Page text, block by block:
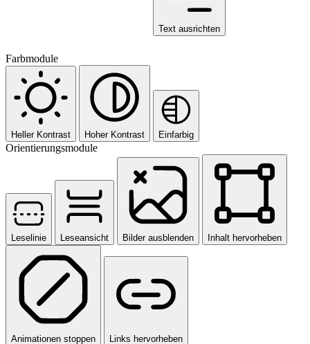
Text ausrichten
Farbmodule
Heller Kontrast Hoher Kontrast Einfarbig
Orientierungsmodule
Leselinie Leseansicht Bilder ausblenden Inhalt hervorheben
Animationen stoppen Links hervorheben